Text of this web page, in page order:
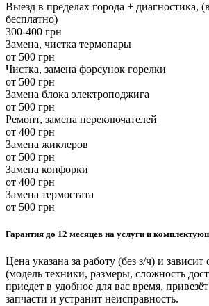
Выезд в пределах города + диагностика,
бесплатно)
300-400 грн
Замена, чистка термопары
от 500 грн
Чистка, замена форсунок горелки
от 500 грн
Замена блока электроподжига
от 500 грн
Ремонт, замена переключателей
от 400 грн
Замена жиклеров
от 500 грн
Замена конфорки
от 400 грн
Замена термостата
от 500 грн
Гарантия до 12 месяцев на услуги и
Цена указана за работу (без з/ч) и
(модель техники, размеры, сложность
приедет в удобное для вас время,
запчасти и устранит неисправность.